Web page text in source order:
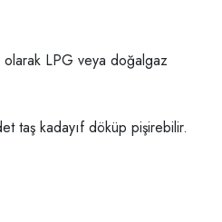
olarak LPG veya doğalgaz
taş kadayıf döküp pişirebilir.